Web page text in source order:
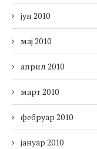
јун 2010
мај 2010
април 2010
март 2010
фебруар 2010
јануар 2010